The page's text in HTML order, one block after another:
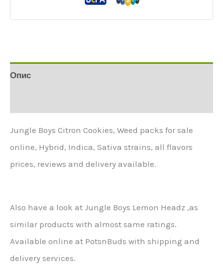
Опис
Jungle Boys Citron Cookies, Weed packs for sale
online, Hybrid, Indica, Sativa strains, all flavors
prices, reviews and delivery available.
Also have a look at Jungle Boys Lemon Headz ,as
similar products with almost same ratings.
Available online at PotsnBuds with shipping and
delivery services.